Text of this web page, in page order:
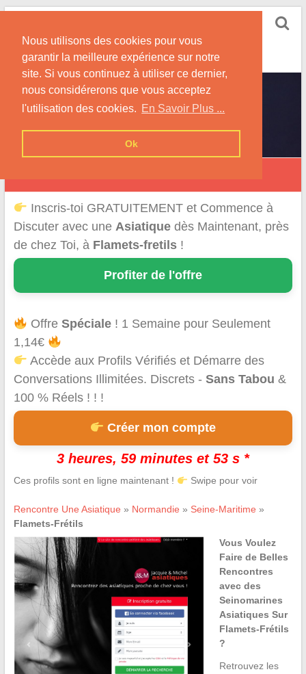
Nous utilisons des cookies pour vous
garantir la meilleure expérience sur notre
site. Si vous continuez à utiliser ce dernier,
nous considérerons que vous acceptez
l'utilisation des cookies. En Savoir Plus ...
Ok
Skip
content
Conseils pour la Rencontre d'une Femme
Originaire d'Asie !
Inscris-toi GRATUITEMENT et Commence à
Discuter avec une Asiatiquedès Maintenant, près
de chez Toi, à Flamets-fretils!
Profiter de l'offre
OffreSpéciale ! 1 Semaine pour Seulement
1,14€
Accède aux Profils Vérifiés et Démarre des
Conversations Illimitées. Discrets - Sans Tabou &
100 % Réels ! ! !
Créer mon compte
3 heures, 59 minutes et 53 s *
Ces profils sont en ligne maintenant ! Swipe pour voir
Rencontre Une Asiatique » Normandie » Seine-Maritime »
Flamets-Frétils
Vous Voulez
Faire de Belles
Rencontres
avec des
Seinomarines
Asiatiques Sur
Flamets-Frétils
?
Retrouvez les